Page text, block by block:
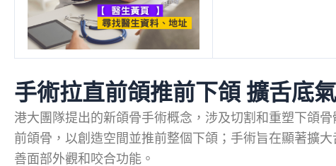
手術拉直前頜推前下頜 擴舌底
港大團隊提出的新頜骨手術概念，涉及切割和重塑下頜
前頜骨，以創造空間並推前整個下頜；手術旨在顯著擴
善面部外觀和咬合功能。